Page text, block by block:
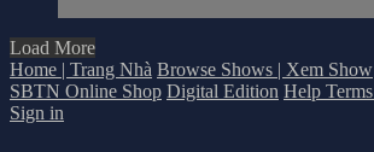
Load More
Home | Trang Nhà Browse Shows | Xem Show
SBTN Online Shop Digital Edition Help Terms
Sign in